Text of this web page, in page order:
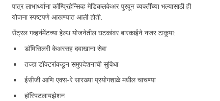
पात्र लाभार्थ्यांना कॉम्प्रिहेन्सिव्ह मेडिकलकेअर पुरवून व्यक्तींच्या भल्यासाठी ही
योजना स्पष्टपणे आखण्यात आली होती.
सेंट्रल गव्हर्नमेंटच्या हेल्थ योजनेतील घटकांवर बारकाईने नजर टाकूया:
डॉमिसिलरी केअरसह दवाखाना सेवा
तज्ज्ञ डॉक्टरांकडून समुपदेशनाची सुविधा
ईसीजी आणि एक्स-रे सारख्या प्रयोगशाळे मधील चाचण्या
हॉस्पिटलायझेशन